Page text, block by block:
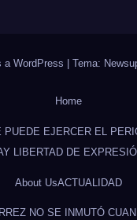
a WordPress | Tema:
Home
PUEDE EJERCER EL
LIBERTAD DE
About UsACTUALIDAD
NO SE INMUTÓ